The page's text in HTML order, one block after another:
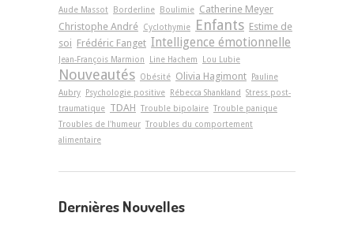
Aude Massot Borderline Boulimie Catherine Meyer
Christophe André Cyclothymie Enfants Estime de
soi Frédéric Fanget Intelligence émotionnelle
Jean-François Marmion Line Hachem Lou Lubie
Nouveautés Obésité Olivia Hagimont Pauline
Aubry Psychologie positive Rébecca Shankland Stress post-
traumatique TDAH Trouble bipolaire Trouble panique
Troubles de l'humeur Troubles du comportement
alimentaire
Dernières Nouvelles